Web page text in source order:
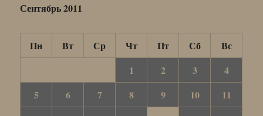
Сентябрь 2011
Пн Вт Ср Чт Пт Сб
Вс
1
2 3
4
5
6 7 8 9 10
11